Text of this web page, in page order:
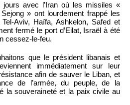
avec l’Iran où les missiles «
» ont lourdement frappé les
Aviv, Haïfa, Ashkelon, Safed et
fermé le port d’Eilat, Israël à été
cessez-le-feu.
que le président libanais et
immédiatement sur leur
afin de sauver le Liban, et
de l’armée, du peuple, de la
la souveraineté et la paix civile au